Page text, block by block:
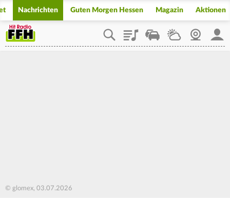
Nachrichten Guten Morgen Hessen Magazin Aktionen
PlaylistStaupilotWetterWebcam
© glomex, 03.07.2026